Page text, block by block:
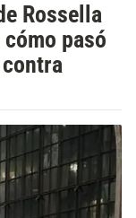
Rossella
pasó